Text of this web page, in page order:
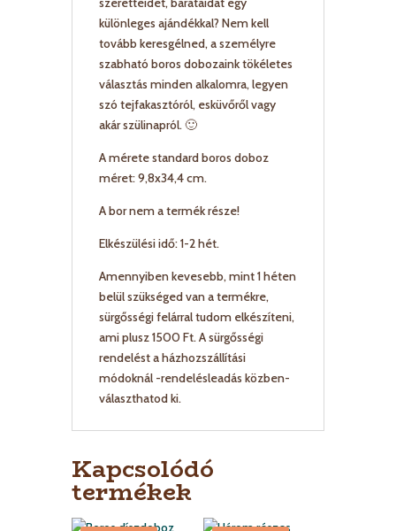
különleges ajándékkal? Nem kell
tovább keresgélned, a személyre
szabható boros dobozaink tökéletes
választás minden alkalomra, legyen
szó tejfakasztóról, esküvőről vagy
akár szülinapról. 🙂
A mérete standard boros doboz
méret: 9,8x34,4 cm.
A bor nem a termék része!
Elkészülési idő: 1-2 hét.
Amennyiben kevesebb, mint 1 héten
belül szükséged van a termékre,
sürgősségi felárral tudom elkészíteni,
ami plusz 1500 Ft. A sürgősségi
rendelést a házhozszállítási
módoknál -rendelésleadás közben-
választhatod ki.
Kapcsolódó
termékek